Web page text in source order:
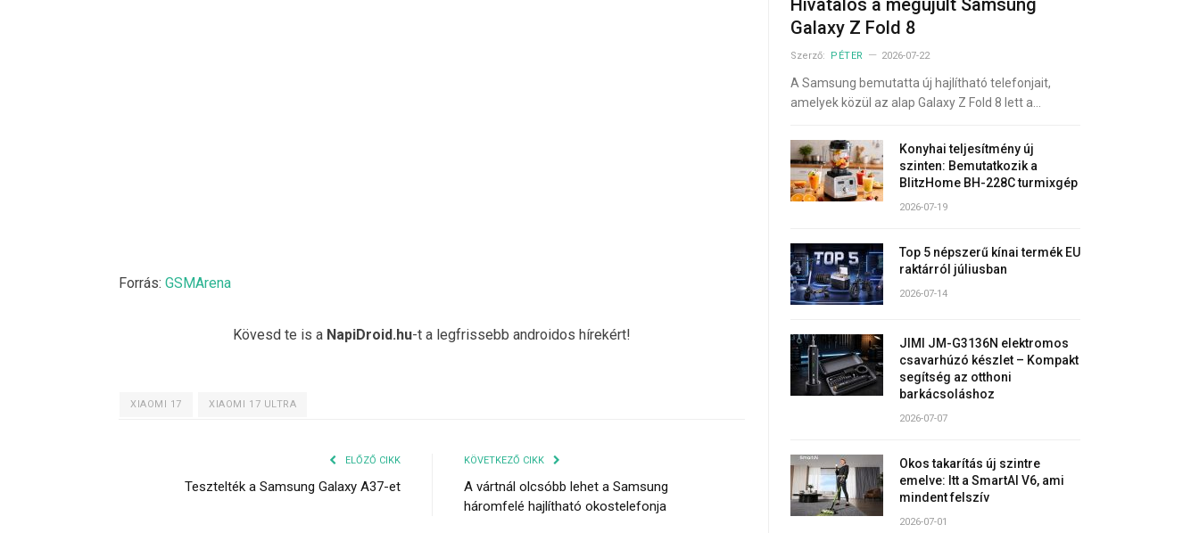
Forrás: GSMArena
Kövesd te is a NapiDroid.hu-t a legfrissebb androidos hírekért!
XIAOMI 17 XIAOMI 17 ULTRA
ELŐZŐ CIKK
Tesztelték a Samsung Galaxy A37-et
KÖVETKEZŐ CIKK
A vártnál olcsóbb lehet a Samsung
háromfelé hajlítható okostelefonja
Hivatalos a megújult Samsung
Galaxy Z Fold 8
Szerző: PÉTER 2026-07-22
A Samsung bemutatta új hajlítható telefonjait,
amelyek közül az alap Galaxy Z Fold 8 lett a…
Konyhai teljesítmény új
szinten: Bemutatkozik a
BlitzHome BH-228C turmixgép
2026-07-19
Top 5 népszerű kínai termék EU
raktárról júliusban
2026-07-14
JIMI JM-G3136N elektromos
csavarhúzó készlet – Kompakt
segítség az otthoni
barkácsoláshoz
2026-07-07
Okos takarítás új szintre
emelve: Itt a SmartAI V6, ami
mindent felszív
2026-07-01